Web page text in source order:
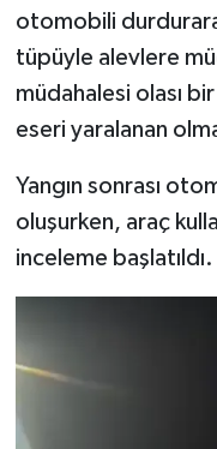
otomobili
tüpüyle alevlere
müdahalesi olası
eseri yaralanan
Yangın sonrası
oluşurken, araç
inceleme başlatıldı.